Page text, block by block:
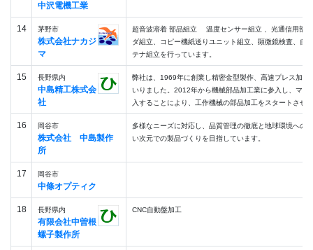
中沢電機工業
14 茅野市
株式会社ナカジ
マ
超音波溶着 部品組立 温度センサー組立 、光通信用部
ダ組立、コピー機紙送りユニット組立、顕微鏡検査、自
テナ組立を行っています。
15 長野県内
中島精工株式会
社
弊社は、1969年に創業し精密金型製作、高速プレス加工
いりました。2012年から機械部品加工業に参入し、マシ
入することにより、工作機械の部品加工をスタートさせ
16 岡谷市
株式会社 中島製作
所
多様なニーズに対応し、品質管理の徹底と地球環境への
い次元での製品づくりを目指しています。
17 岡谷市
中條オプティク
18 長野県内
有限会社中曽根
螺子製作所
CNC自動盤加工